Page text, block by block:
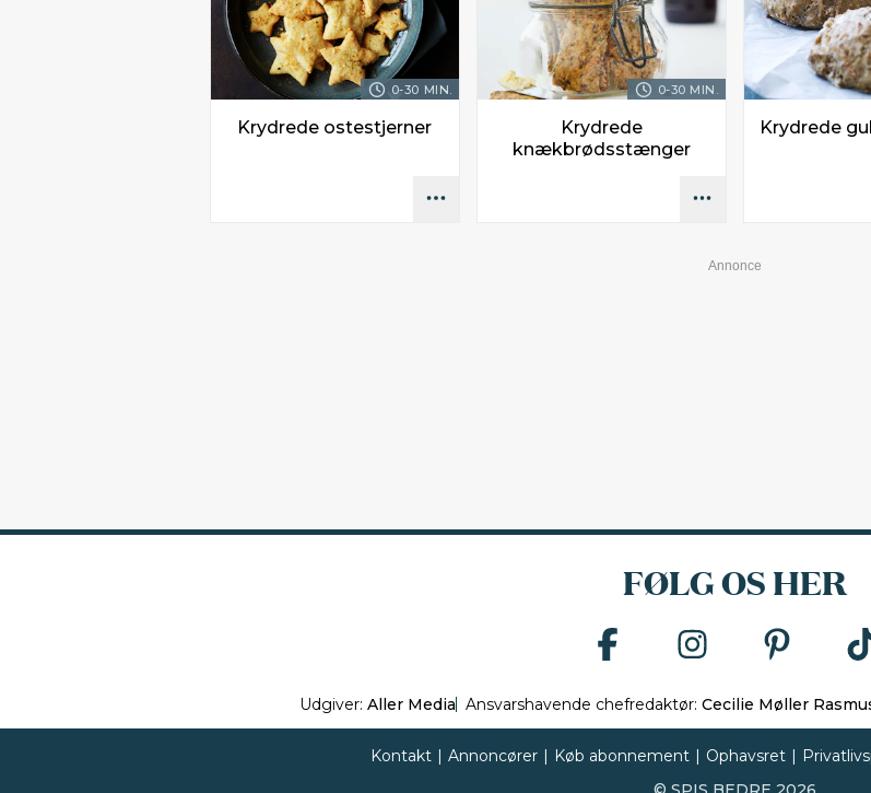
0-30 MIN.
Krydrede ostestjerner
0-30 MIN.
Krydrede
knækbrødsstænger
Krydrede
FØLG OS HER
Udgiver: Aller Media Ansvarshavende chefredaktør: Cecilie Møller
Kontakt Annoncører Køb abonnement Ophavsret